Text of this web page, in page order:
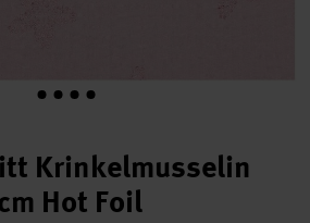
Krinkelmusselin
Hot Foil